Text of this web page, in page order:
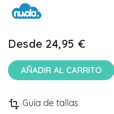
Desde 24,95 €
AÑADIR AL CARRITO
transform Guía de tallas